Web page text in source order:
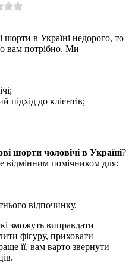
в Україні недорого, то
вам потрібно. Ми
підхід до клієнтів;
шорти чоловічі в Україні?
відмінним помічником для:
відпочинку.
зможуть виправдати
фігуру, приховати
її, вам варто звернути